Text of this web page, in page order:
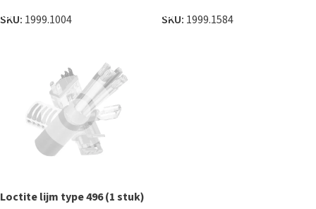
SKU: 1999.1004 SKU: 1999.1584
Loctite lijm type 496 (1 stuk)